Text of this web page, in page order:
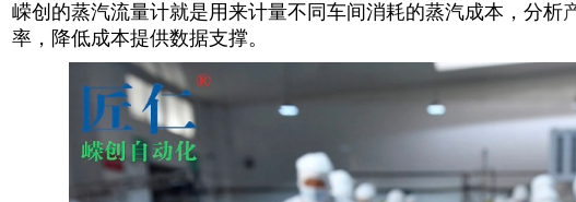
嵘创的蒸汽流量计就是用来计量不同车间消耗的蒸汽成本，分析
率，降低成本提供数据支撑。